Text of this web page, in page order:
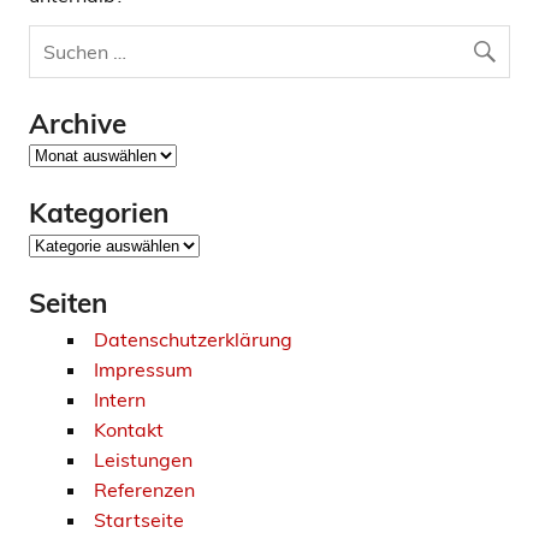
Archive
Archive
Kategorien
Kategorien
Seiten
Datenschutzerklärung
Impressum
Intern
Kontakt
Leistungen
Referenzen
Startseite